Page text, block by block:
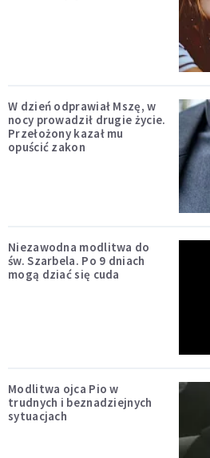
W dzień odprawiał Mszę, w
nocy prowadził drugie życie.
Przełożony kazał mu
opuścić zakon
Niezawodna modlitwa do
św. Szarbela. Po 9 dniach
mogą dziać się cuda
Modlitwa ojca Pio w
trudnych i beznadziejnych
sytuacjach